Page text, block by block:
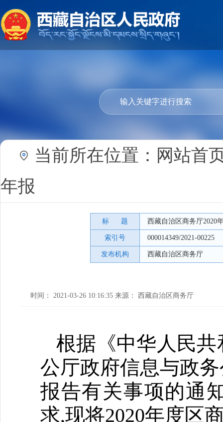
当前所在位置： 网站首
年报
标 题 西藏自治区商务厅2020
索引号 000014349/2021-00225
发布机构 西藏自治区商务厅
时间： 2021-03-26 10:16:35 来源： 西藏自治区商务厅
根据《中华人民
公厅政府信息与政
报告有关事项的通
求,现将2020年度